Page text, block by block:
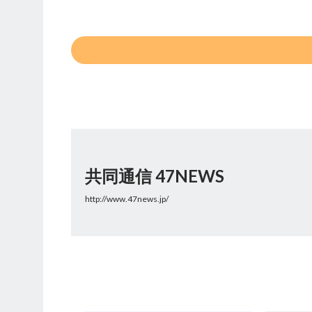
共同通信 47NEWS
http://www.47news.jp/